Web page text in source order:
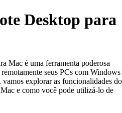
Desktop para
Mac é uma ferramenta poderosa
seus PCs com Windows
explorar as funcionalidades do
e como você pode utilizá-lo de